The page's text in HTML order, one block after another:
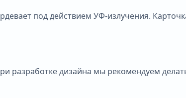
под действием УФ-излучения.
разработке дизайна мы рекомендуем